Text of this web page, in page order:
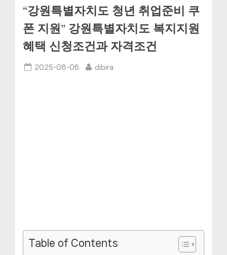
“강원특별자치도 청년 취업준비 쿠
폰 지원” 강원특별자치도 복지지원
혜택 신청조건과 자격조건
Posted
2025-08-06 By
dibira
Table of Contents